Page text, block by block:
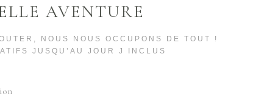
AVENTURE
NOUS NOUS OCCUPONS DE TOUT !
JUSQU’AU JOUR J INCLUS